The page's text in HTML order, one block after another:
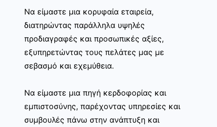
Να είμαστε μια κορυφαία εταιρεία,
διατηρώντας παράλληλα υψηλές
προδιαγραφές και προσωπικές αξίες,
εξυπηρετώντας τους πελάτες μας με
σεβασμό και εχεμύθεια.
Να είμαστε μια πηγή κερδοφορίας και
εμπιστοσύνης, παρέχοντας υπηρεσίες και
συμβουλές πάνω στην ανάπτυξη και